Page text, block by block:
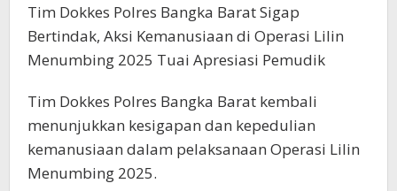
Tim Dokkes Polres Bangka Barat Sigap
Bertindak, Aksi Kemanusiaan di Operasi Lilin
Menumbing 2025 Tuai Apresiasi Pemudik
Tim Dokkes Polres Bangka Barat kembali
menunjukkan kesigapan dan kepedulian
kemanusiaan dalam pelaksanaan Operasi Lilin
Menumbing 2025.